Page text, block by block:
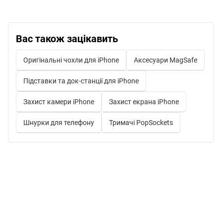
Вас також зацікавить
Оригінальні чохли для iPhone Аксесуари MagSafe
Підставки та док-станції для iPhone
Захист камери iPhone Захист екрана iPhone
Шнурки для телефону Тримачі PopSockets